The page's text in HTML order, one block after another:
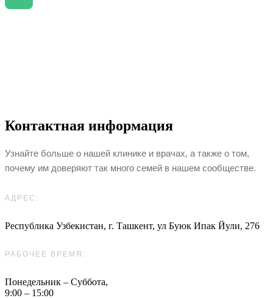
Контактная информация
Узнайте больше о нашей клинике и врачах, а также о том,
почему им доверяют так много семей в нашем сообществе.
АДРЕС:
Республика Узбекистан, г. Ташкент, ул Буюк Ипак Йули, 276
РАБОЧЕЕ ВРЕМЯ:
Понедельник – Суббота,
9:00 – 15:00